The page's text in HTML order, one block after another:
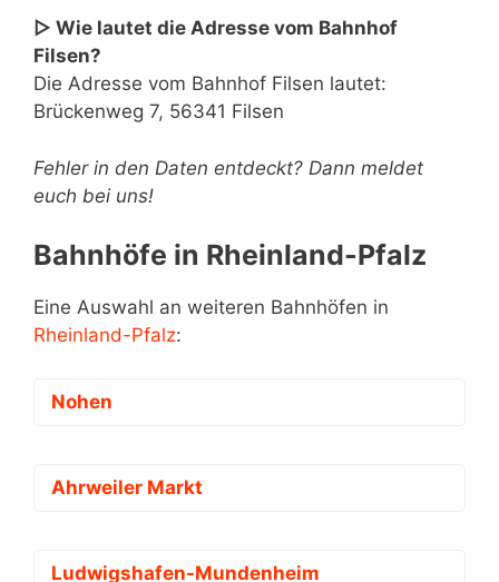
▷ Wie lautet die Adresse vom Bahnhof
Filsen?
Die Adresse vom Bahnhof Filsen lautet:
Brückenweg 7, 56341 Filsen
Fehler in den Daten entdeckt? Dann meldet
euch bei uns!
Bahnhöfe in Rheinland-Pfalz
Eine Auswahl an weiteren Bahnhöfen in
Rheinland-Pfalz:
Nohen
Ahrweiler Markt
Ludwigshafen-Mundenheim